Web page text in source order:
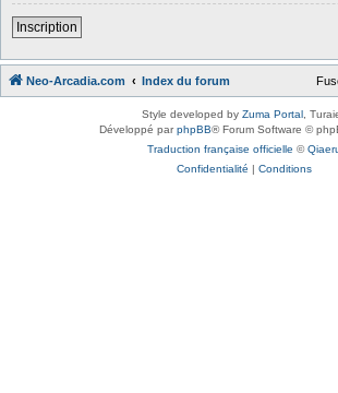
Inscription
Neo-Arcadia.com Index du forum
Style developed by Zuma Portal ,
Développé parphpBB® Forum Software ©
Traduction française officielle ©
Confidentialité | Conditions